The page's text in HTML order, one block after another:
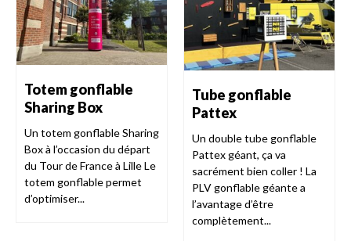
Totem gonflable
Sharing Box
Un totem gonflable Sharing
Box à l’occasion du départ
du Tour de France à Lille Le
totem gonflable permet
d’optimiser...
Tube gonflable
Pattex
Un double tube gonflable
Pattex géant, ça va
sacrément bien coller ! La
PLV gonflable géante a
l’avantage d’être
complètement...